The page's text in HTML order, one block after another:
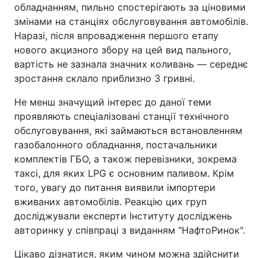
обладнанням, пильно спостерігають за ціновими
змінами на станціях обслуговування автомобілів.
Наразі, після впровадження першого етапу
нового акцизного збору на цей вид пального,
вартість не зазнала значних коливань — середнє
зростання склало приблизно 3 гривні.
Не менш значущий інтерес до даної теми
проявляють спеціалізовані станції технічного
обслуговування, які займаються встановленням
газобалонного обладнання, постачальники
комплектів ГБО, а також перевізники, зокрема
таксі, для яких LPG є основним паливом. Крім
того, увагу до питання виявили імпортери
вживаних автомобілів. Реакцію цих груп
досліджували експерти Інституту досліджень
авторинку у співпраці з виданням "НафтоРинок".
Цікаво дізнатися, яким чином можна здійснити